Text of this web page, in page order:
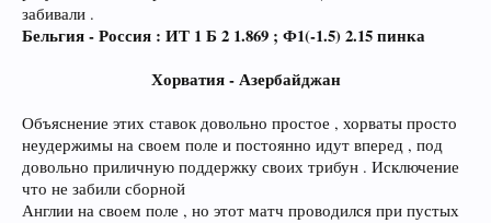
забивали .
Бельгия - Россия : ИТ 1 Б 2 1.869 ; Ф1(-1.5) 2.15 пинка
Хорватия - Азербайджан
Объяснение этих ставок довольно простое , хорваты просто
неудержимы на своем поле и постоянно идут вперед , под
довольно приличную поддержку своих трибун . Исключение
что не забили сборной
Англии на своем поле , но этот матч проводился при пустых